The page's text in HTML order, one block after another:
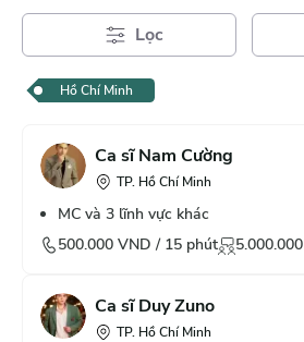
Lọc
Hồ Chí Minh
Ca sĩ Nam Cường
TP. Hồ Chí Minh
MC và 3 lĩnh vực khác
500.000 VND / 15 phút 5.000.000
Ca sĩ Duy Zuno
TP. Hồ Chí Minh